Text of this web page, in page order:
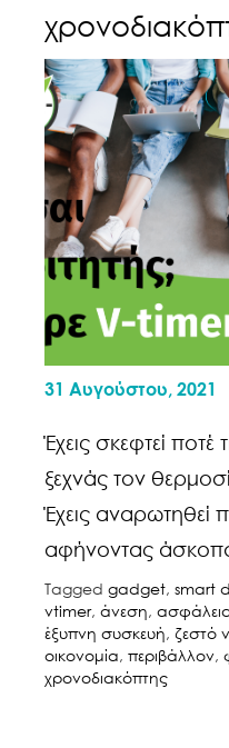
31 Αυγούστου, 2021
Έχεις σκεφτεί ποτέ
ξεχνάς τον
Έχεις
αφήνοντας
Tagged gadget, smart
vtimer, άνεση,
έξυπνη συσκευή, ζεστό
οικονομία, περιβάλλον,
χρονοδιακόπτης